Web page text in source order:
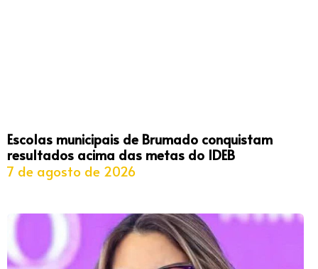
Escolas municipais de Brumado conquistam
resultados acima das metas do IDEB
7 de agosto de 2026